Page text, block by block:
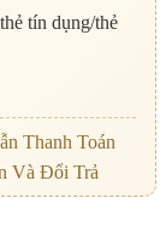
tín dụng/thẻ
Thanh Toán
Và Đổi Trả